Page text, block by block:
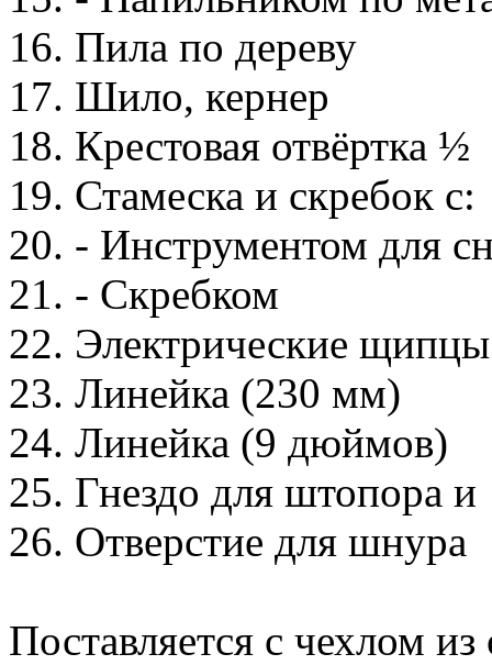
16. Пила по дереву
17. Шило, кернер
18. Крестовая отвёртка ½
19. Стамеска и скребок с:
20. - Инструментом для
21. - Скребком
22. Электрические щипцы
23. Линейка (230 мм)
24. Линейка (9 дюймов)
25. Гнездо для штопора и
26. Отверстие для шнура
Поставляется с чехлом из